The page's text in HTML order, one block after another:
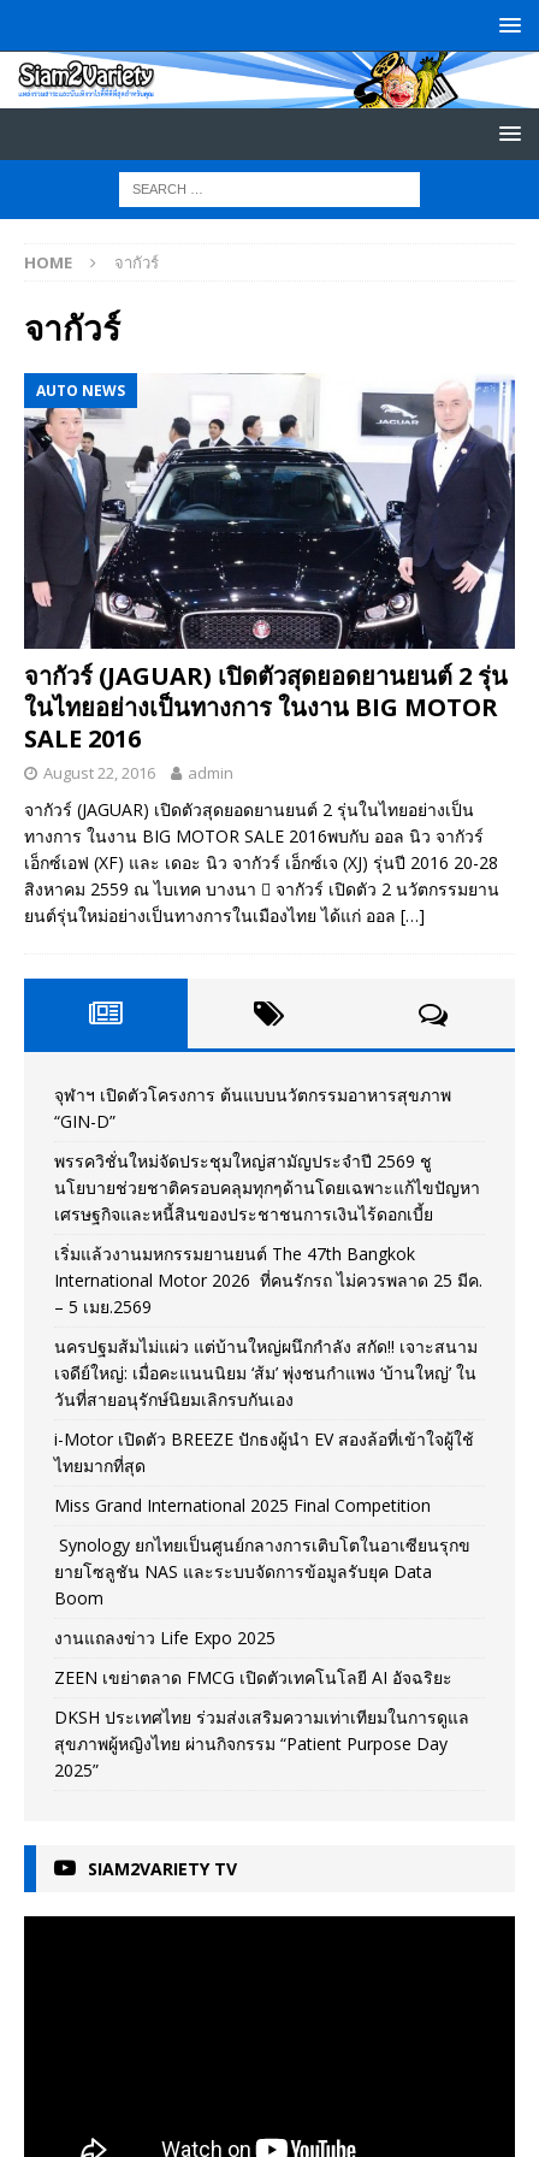
HOME จากัวร์
จากัวร์
AUTO NEWS
จากัวร์ (JAGUAR) เปิดตัวสุดยอดยานยนต์ 2 รุ่น
ในไทยอย่างเป็นทางการ ในงาน BIG MOTOR
SALE 2016
August 22, 2016 admin
จากัวร์ (JAGUAR) เปิดตัวสุดยอดยานยนต์ 2 รุ่นในไทยอย่างเป็น
ทางการ ในงาน BIG MOTOR SALE 2016พบกับ ออล นิว จากัวร์
เอ็กซ์เอฟ (XF) และ เดอะ นิว จากัวร์ เอ็กซ์เจ (XJ) รุ่นปี 2016 20-28
สิงหาคม 2559 ณ ไบเทค บางนา  จากัวร์ เปิดตัว 2 นวัตกรรมยาน
ยนต์รุ่นใหม่อย่างเป็นทางการในเมืองไทย ได้แก่ ออล […]
จุฬาฯ เปิดตัวโครงการ ต้นแบบนวัตกรรมอาหารสุขภาพ
“GIN-D”
พรรควิชั่นใหม่จัดประชุมใหญ่สามัญประจำปี 2569 ชู
นโยบายช่วยชาติครอบคลุมทุกๆด้านโดยเฉพาะแก้ไขปัญหา
เศรษฐกิจและหนี้สินของประชาชนการเงินไร้ดอกเบี้ย
เริ่มแล้วงานมหกรรมยานยนต์ The 47th Bangkok
International Motor 2026 ที่คนรักรถ ไม่ควรพลาด 25 มีค.
– 5 เมย.2569
นครปฐมส้มไม่แผ่ว แต่บ้านใหญ่ผนึกกำลัง สกัด!! เจาะสนาม
เจดีย์ใหญ่: เมื่อคะแนนนิยม ‘ส้ม’ พุ่งชนกำแพง ‘บ้านใหญ่’ ใน
วันที่สายอนุรักษ์นิยมเลิกรบกันเอง
i-Motor เปิดตัว BREEZE ปักธงผู้นำ EV สองล้อที่เข้าใจผู้ใช้
ไทยมากที่สุด
Miss Grand International 2025 Final Competition
Synology ยกไทยเป็นศูนย์กลางการเติบโตในอาเซียนรุกข
ยายโซลูชัน NAS และระบบจัดการข้อมูลรับยุค Data
Boom
งานแถลงข่าว Life Expo 2025
ZEEN เขย่าตลาด FMCG เปิดตัวเทคโนโลยี AI อัจฉริยะ
DKSH ประเทศไทย ร่วมส่งเสริมความเท่าเทียมในการดูแล
สุขภาพผู้หญิงไทย ผ่านกิจกรรม “Patient Purpose Day
2025”
SIAM2VARIETY TV